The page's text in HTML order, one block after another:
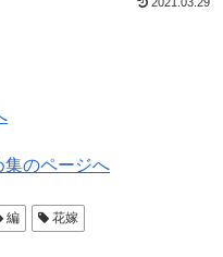
集のページへ
編 花嫁